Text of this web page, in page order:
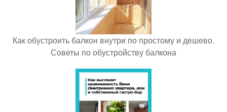
Как обустроить балкон внутри по простому и дешево.
Советы по обустройству балкона